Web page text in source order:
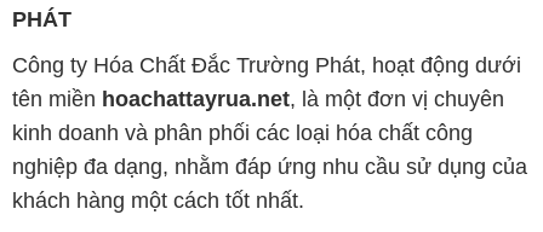
PHÁT
Công ty Hóa Chất Đắc Trường Phát, hoạt động dưới
tên miền hoachattayrua.net, là một đơn vị chuyên
kinh doanh và phân phối các loại hóa chất công
nghiệp đa dạng, nhằm đáp ứng nhu cầu sử dụng của
khách hàng một cách tốt nhất.